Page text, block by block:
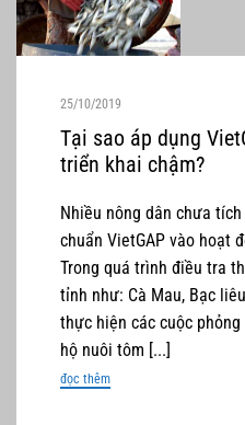
25/10/2019
Tại sao áp dụng
triển khai chậm?
Nhiều nông dân chưa
chuẩn VietGAP vào hoạt
Trong quá trình điều tra
tỉnh như: Cà Mau, Bạc
thực hiện các cuộc
hộ nuôi tôm [...]
đọc thêm